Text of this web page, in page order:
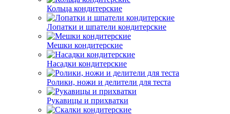
Кольца кондитерские
Лопатки и шпатели кондитерские
Мешки кондитерские
Насадки кондитерские
Ролики, ножи и делители для теста
Рукавицы и прихватки